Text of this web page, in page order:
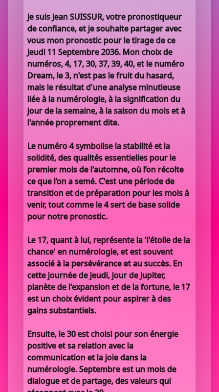
Je suis Jean SUISSUR, votre pronostiqueur
de confiance, et je souhaite partager avec
vous mon pronostic pour le tirage de ce
Jeudi 11 Septembre 2036. Mon choix de
numéros, 4, 17, 30, 37, 39, 40, et le numéro
Dream, le 3, n'est pas le fruit du hasard,
mais le résultat d'une analyse minutieuse
liée à la numérologie, à la signification du
jour de la semaine, à la saison du mois et à
l'année proprement dite.
Le numéro 4 symbolise la stabilité et la
solidité, des qualités essentielles pour le
premier mois de l'automne, où l’on récolte
ce que l’on a semé. C'est une période de
transition et de préparation pour les mois à
venir, tout comme le 4 sert de base solide
pour notre pronostic.
Le 17, quant à lui, représente la 'l'étoile de la
chance' en numérologie, et est souvent
associé à la persévérance et au succès. En
cette journée de jeudi, jour de Jupiter,
planète de l'expansion et de la fortune, le 17
est un choix évident pour aspirer à des
gains substantiels.
Ensuite, le 30 est choisi pour son énergie
positive et sa relation avec la
communication et la joie dans la
numérologie. Septembre est un mois de
dialogue et de partage, des valeurs qui